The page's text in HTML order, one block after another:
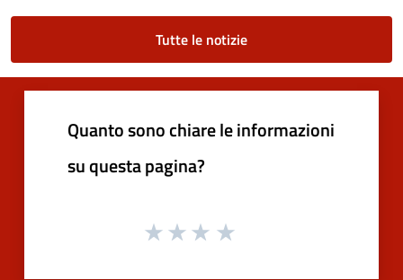
Tutte le notizie
Quanto sono chiare le informazioni
su questa pagina?